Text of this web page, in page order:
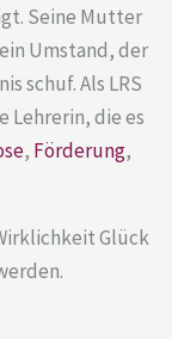
Seine Mutter
Umstand, der
schuf. Als LRS
Lehrerin, die es
, Förderung,
Glück